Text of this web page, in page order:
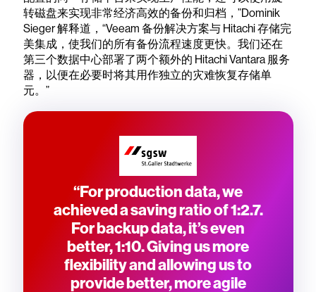
转磁盘来实现非常经济高效的备份和归档，”Dominik
Sieger 解释道，“Veeam 备份解决方案与 Hitachi 存储完
美集成，使我们的所有备份流程速度更快。我们还在
第三个数据中心部署了两个额外的 Hitachi Vantara 服务
器，以便在必要时将其用作独立的灾难恢复存储单
元。”
“For production data, we
achieved a saving ratio of 1:2.7.
For backup data, it’s even
better, 1:10. Giving us more
flexibility and allowing us to
provide better, more agile